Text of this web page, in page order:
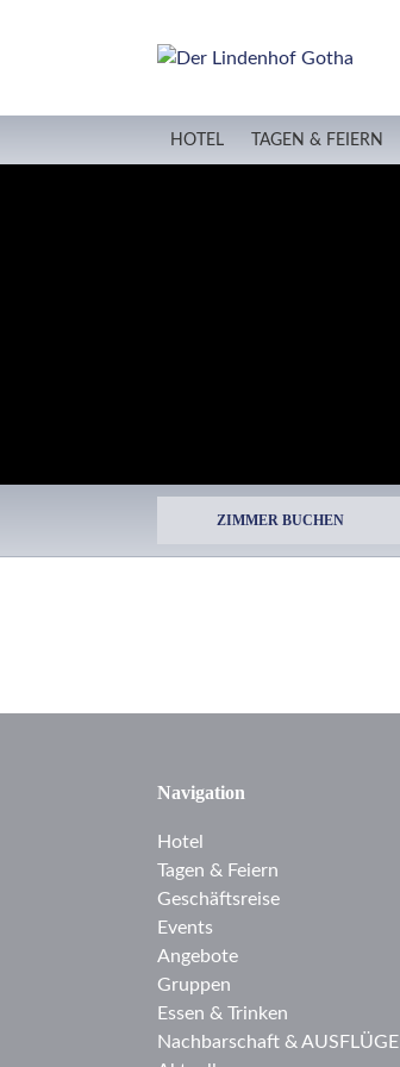
HOTEL TAGEN & FEIERN
ZIMMER BUCHEN
Navigation
Hotel
Tagen & Feiern
Geschäftsreise
Events
Angebote
Gruppen
Essen & Trinken
Nachbarschaft & AUSFLÜGE